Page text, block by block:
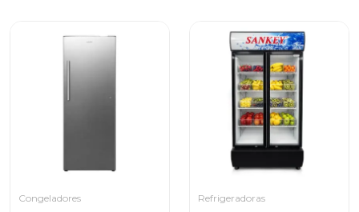
Congeladores Refrigeradoras